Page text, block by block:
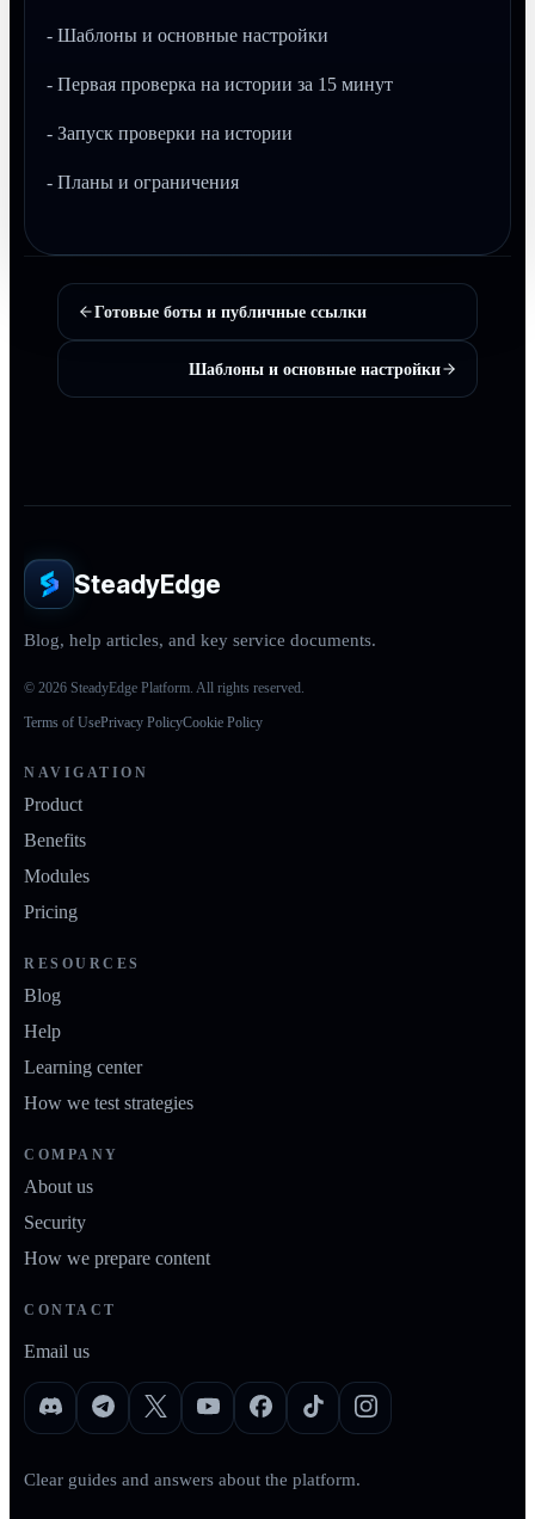
- Шаблоны и основные настройки
- Первая проверка на истории за 15 минут
- Запуск проверки на истории
- Планы и ограничения
Готовые боты и публичные ссылки
Шаблоны и основные настройки
SteadyEdge
Blog, help articles, and key service documents.
© 2026 SteadyEdge Platform. All rights reserved.
Terms of UsePrivacy PolicyCookie Policy
NAVIGATION
Product
Benefits
Modules
Pricing
RESOURCES
Blog
Help
Learning center
How we test strategies
COMPANY
About us
Security
How we prepare content
CONTACT
Email us
Clear guides and answers about the platform.